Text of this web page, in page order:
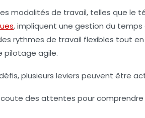
modalités de travail, telles que le
, impliquent une gestion du temps
rythmes de travail flexibles tout
pilotage agile.
plusieurs leviers peuvent être
des attentes pour